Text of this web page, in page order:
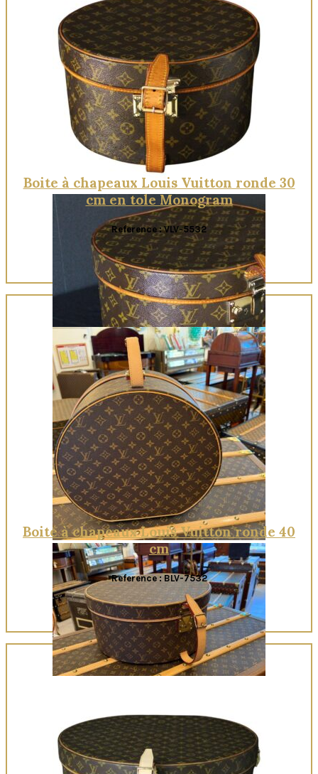
Quick View
Boite à chapeaux Louis Vuitton ronde 30
cm en tole Monogram
Reference : VLV-5532
Quick View
Boite à chapeaux Louis Vuitton ronde 40
cm
Reference : BLV-7532